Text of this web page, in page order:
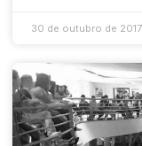
30 de outubro de 2017